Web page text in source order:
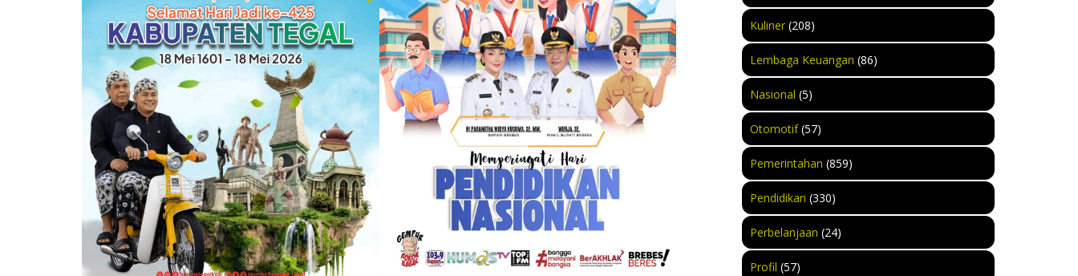
Kuliner(208)
Lembaga Keuangan (86)
Nasional (5)
Otomotif(57)
Pemerintahan (859)
Pendidikan (330)
Perbelanjaan (24)
Profil (57)